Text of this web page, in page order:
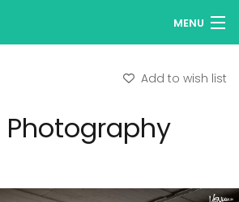
MENU
Log in
Add to wish list
Photography